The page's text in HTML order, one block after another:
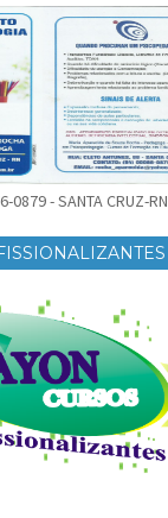
0879 - SANTA CRUZ-RN